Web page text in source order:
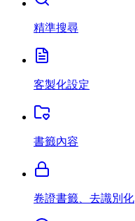
精準搜尋
客製化設定
書籤內容
卷證書籤、去識別化